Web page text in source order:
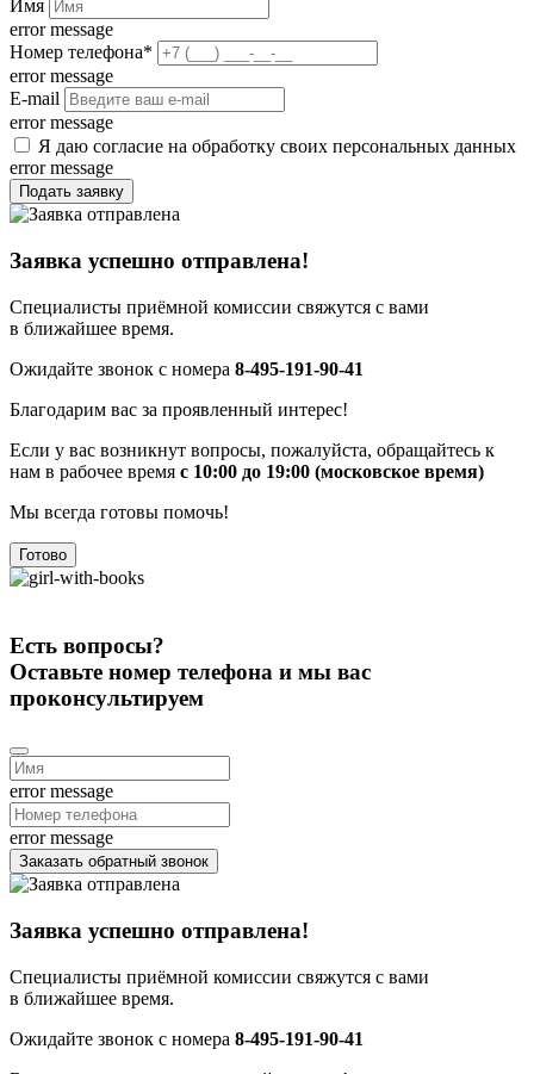
Имя
error message
Номер телефона*
error message
E-mail
error message
Я даю согласие на обработку своих персональных данных
error message
Подать заявку
Заявка успешно отправлена!
Специалисты приёмной комиссии свяжутся с вами
в ближайшее время.
Ожидайте звонок с номера 8-495-191-90-41
Благодарим вас за проявленный интерес!
Если у вас возникнут вопросы, пожалуйста, обращайтесь к
нам в рабочее время с 10:00 до 19:00 (московское время)
Мы всегда готовы помочь!
Готово
Есть вопросы?
Оставьте номер телефона и мы вас
проконсультируем
error message
error message
Заказать обратный звонок
Заявка успешно отправлена!
Специалисты приёмной комиссии свяжутся с вами
в ближайшее время.
Ожидайте звонок с номера 8-495-191-90-41